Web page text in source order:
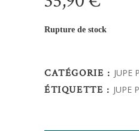
Rupture de stock
CATÉGORIE : JUPE
ÉTIQUETTE : JUPE